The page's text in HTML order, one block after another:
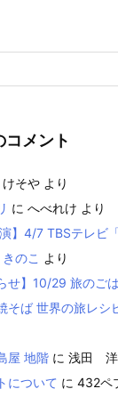
コメント
けそや より
に へべれけ より
演】4/7 TBSテレビ
きのこ より
せ】10/29 旅のご
そば 世界の旅レシ
屋 地階 に 浅田
について に 432ペ